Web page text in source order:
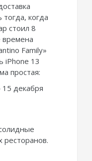
тогда, когда
стоил 8
времена
Family»
iPhone 13
простая:
15 декабря